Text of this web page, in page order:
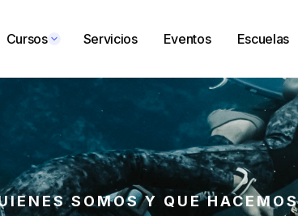
Cursos Servicios Eventos Escuelas
SOMOS Y QUE